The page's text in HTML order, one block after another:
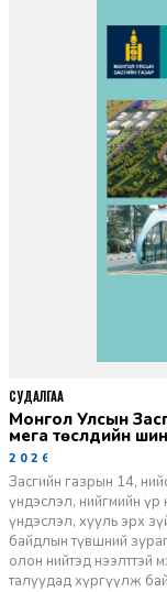
Монгол Улсын Засгийн газар болон Улаанбаатар хотын
мега төслүүдийн
2026-06-29
Засгийн газрын 14,
үндэслэл, нийгмийн үр
үндэслэл, хууль эрх
байдлын түвшний
олон нийтэд нээлттэй
талуудад хүргүүлж
СУДАЛГАА